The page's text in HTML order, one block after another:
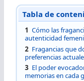
Tabla de
1 Cómo las
autenticidad
2 Fragancias que
preferencias
3 El poder
memorias en cada